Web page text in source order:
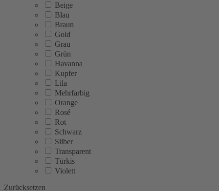
Beige
Blau
Braun
Gold
Grau
Grün
Havanna
Kupfer
Lila
Mehrfarbig
Orange
Rosé
Rot
Schwarz
Silber
Transparent
Türkis
Violett
Zurücksetzen